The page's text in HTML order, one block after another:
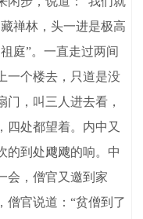
禅林，头一进是极高
庭”。一直走过两间
一个楼去，只道是没
，叫三人进去看，
四处都望着。内中又
的到处飕飕的响。中
会，僧官又邀到家
僧官说道：“贫僧到了